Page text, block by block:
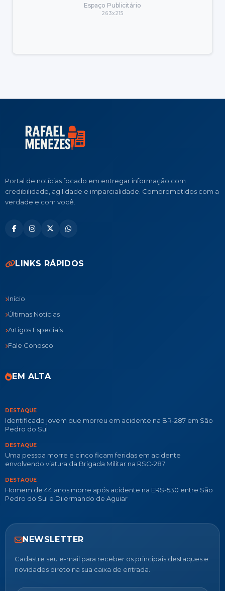
Espaço Publicitário
263x215
Portal de notícias focado em entregar informação com
credibilidade, agilidade e imparcialidade. Comprometidos com a
verdade e com você.
LINKS RÁPIDOS
Início
Últimas Notícias
Artigos Especiais
Fale Conosco
EM ALTA
DESTAQUE
Identificado jovem que morreu em acidente na BR-287 em São
Pedro do Sul
DESTAQUE
Uma pessoa morre e cinco ficam feridas em acidente
envolvendo viatura da Brigada Militar na RSC-287
DESTAQUE
Homem de 44 anos morre após acidente na ERS-530 entre São
Pedro do Sul e Dilermando de Aguiar
NEWSLETTER
Cadastre seu e-mail para receber os principais destaques e
novidades direto na sua caixa de entrada.